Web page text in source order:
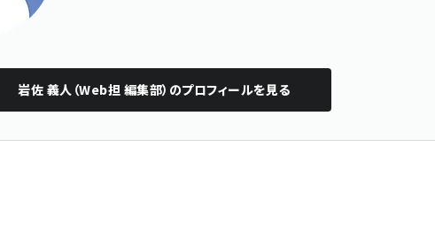
岩佐 義人（Web担 編集部） のプロフィールを見る